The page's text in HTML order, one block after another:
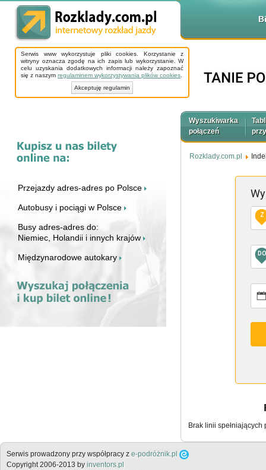
Serwis www wykorzystuje pliki cookies. Korzystanie z
witryny oznacza zgodę na ich zapis lub wykorzystanie. W
celu uzyskania dodatkowych informacji należy zapoznać
się z naszym regulaminem wykorzystywania plików cookies
Akceptuję regulamin
Przejazdy adres-adres po Polsce
Autobusy i pociągi w Polsce
Busy adres-adres do:
Niemiec, Holandii i innych krajów
Międzynarodowe autokary
Wyszukiwarka
połączeń
Rozklady.com.pl
Z
DO
Brak linii spełniających
Serwis prowadzony przy współpracy z e-podróżnik.pl
Copyright 2006-2013 by inventors.pl